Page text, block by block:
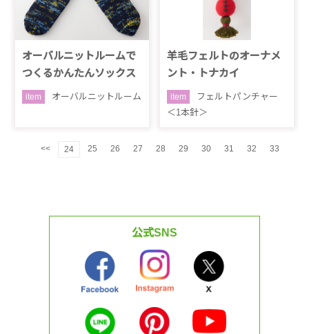
オーバルニットルームで
つくるかんたんソックス
item オーバルニットルーム
羊毛フェルトのオーナメ
ント・トナカイ
item
フェルトパンチャー
＜1本針＞
<< 24 25 26 27 28 29 30 31 32 33
公式SNS